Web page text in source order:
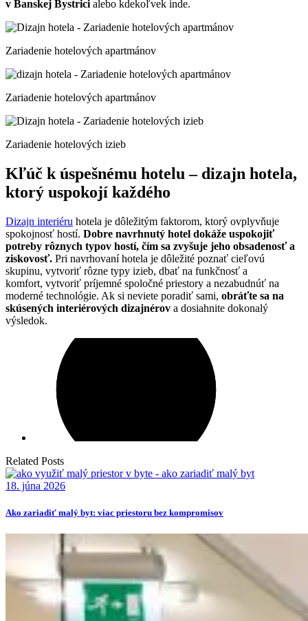
v Banskej Bystrici alebo kdekoľvek inde.
Zariadenie hotelových apartmánov
Zariadenie hotelových apartmánov
Zariadenie hotelových izieb
Kľúč k úspešnému hotelu – dizajn hotela,
ktorý uspokojí každého
Dizajn interiéru hotela je dôležitým faktorom, ktorý ovplyvňuje
spokojnosť hostí. Dobre navrhnutý hotel dokáže uspokojiť
potreby rôznych typov hostí, čím sa zvyšuje jeho obsadenosť a
ziskovosť. Pri navrhovaní hotela je dôležité poznať cieľovú
skupinu, vytvoriť rôzne typy izieb, dbať na funkčnosť a
komfort, vytvoriť príjemné spoločné priestory a nezabudnúť na
moderné technológie. Ak si neviete poradiť sami, obráťte sa na
skúsených interiérových dizajnérov a dosiahnite dokonalý
výsledok.
Related Posts
18. júna 2026
Ako zariadiť malý byt: viac priestoru bez kompromisov